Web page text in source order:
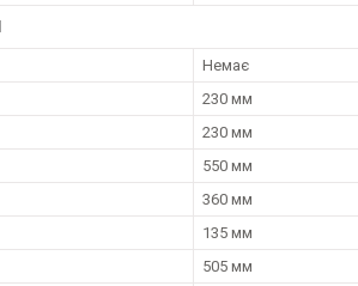
Немає
230 мм
230 мм
550 мм
360 мм
135 мм
505 мм